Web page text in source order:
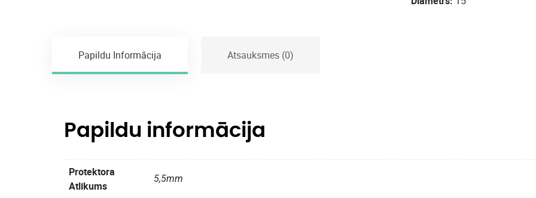
Papildu Informācija Atsauksmes (0)
Papildu informācija
Protektora
Atlikums
5,5mm